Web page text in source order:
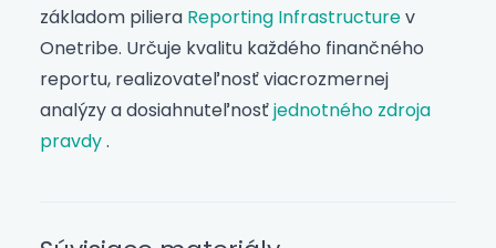
základom piliera Reporting Infrastructurev
Onetribe. Určuje kvalitu každého finančného
reportu, realizovateľnosť viacrozmernej
analýzy a dosiahnuteľnosťjednotného zdroja
pravdy.